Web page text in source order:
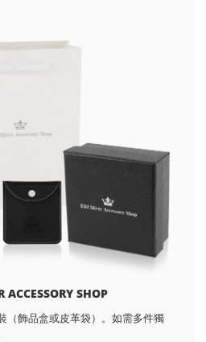
ACCESSORY SHOP
（飾品盒或皮革袋）。如需多件獨